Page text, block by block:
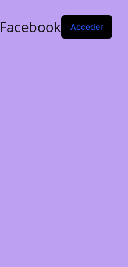
Facebook Acceder